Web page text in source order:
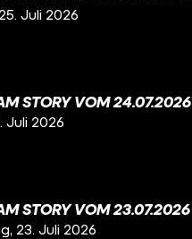
Juli 2026
STORY VOM 24.07.2026
Juli 2026
STORY VOM 23.07.2026
23. Juli 2026